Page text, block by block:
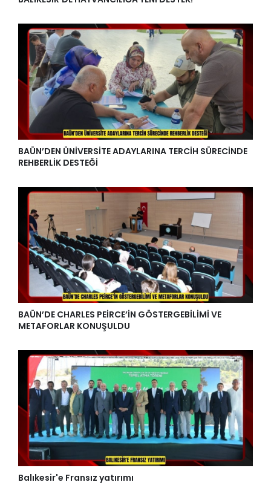
BAÜN’DEN ÜNİVERSİTE ADAYLARINA TERCİH SÜRECİNDE
REHBERLİK DESTEĞİ
BAÜN’DE CHARLES PEİRCE’İN GÖSTERGEBİLİMİ VE
METAFORLAR KONUŞULDU
Balıkesir'e Fransız yatırımı